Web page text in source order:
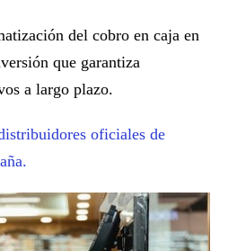
del cobro en caja en
que garantiza
a largo plazo.
oficiales de